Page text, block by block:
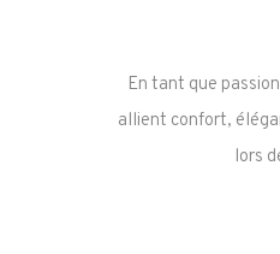
En tant que
allient confort,
lors